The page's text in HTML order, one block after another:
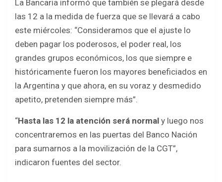
La Bancaria informó que también se plegará desde
las 12 a la medida de fuerza que se llevará a cabo
este miércoles: “Consideramos que el ajuste lo
deben pagar los poderosos, el poder real, los
grandes grupos económicos, los que siempre e
históricamente fueron los mayores beneficiados en
la Argentina y que ahora, en su voraz y desmedido
apetito, pretenden siempre más”.
“Hasta las 12 la atención será normal y luego nos
concentraremos en las puertas del Banco Nación
para sumarnos a la movilización de la CGT”,
indicaron fuentes del sector.